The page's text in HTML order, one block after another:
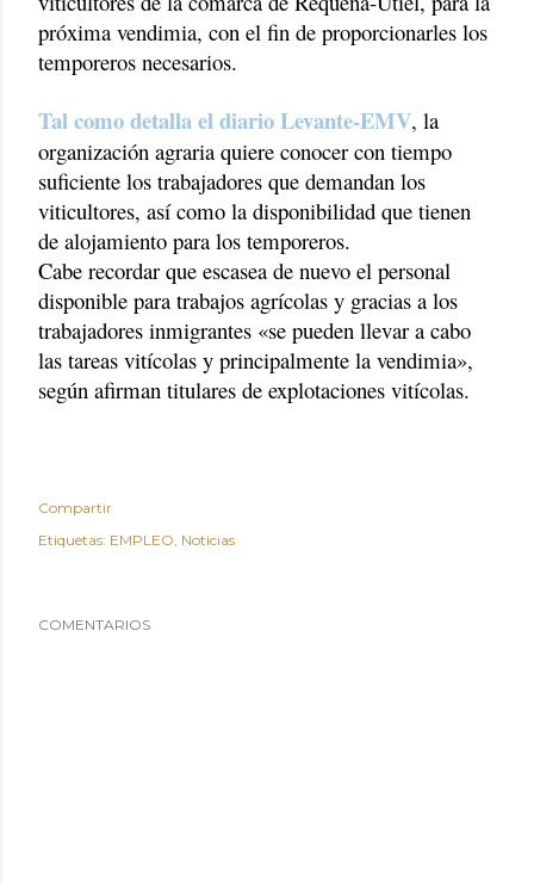
próxima vendimia, con el fin de proporcionarles los
temporeros necesarios.
Tal como detalla el diario Levante-EMV, la
organización agraria quiere conocer con tiempo
suficiente los trabajadores que demandan los
viticultores, así como la disponibilidad que tienen
de alojamiento para los temporeros.
Cabe recordar que escasea de nuevo el personal
disponible para trabajos agrícolas y gracias a los
trabajadores inmigrantes «se pueden llevar a cabo
las tareas vitícolas y principalmente la vendimia»,
según afirman titulares de explotaciones vitícolas.
Compartir
Etiquetas: EMPLEO Noticias
COMENTARIOS